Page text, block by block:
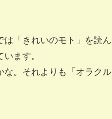
は「きれいのモト」を読
ます。
。それよりも「オラク